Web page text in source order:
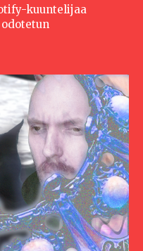
kuuntelijaa